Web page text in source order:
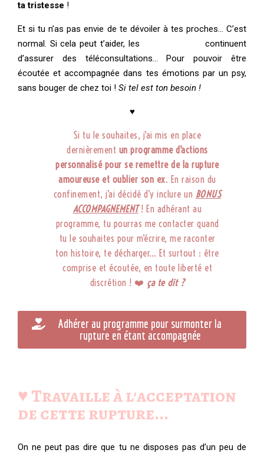
ta tristesse !
Et si tu n’as pas envie de te dévoiler à tes proches… C’est
normal. Si cela peut t’aider, les
continuent
d’assurer des téléconsultations… Pour pouvoir être
écoutée et accompagnée dans tes émotions par un psy,
sans bouger de chez toi ! Si tel est ton besoin !
♥
Si tu le souhaites, j’ai mis en place
dernièrement un programme d’actions
personnalisé pour se remettre de la rupture
amoureuse et oublier son ex. En raison du
confinement, j’ai décidé d’y inclure un BONUS
ACCOMPAGNEMENT ! En adhérant au
programme, tu pourras me contacter quand
tu le souhaites pour m’écrire, me raconter
ton histoire, te décharger… Et surtout : être
comprise et écoutée, en toute liberté et
discrétion ! ❤️ ça te dit ?
Adhérer au programme pour surmonter la
rupture en étant accompagnée
♥️ Travaille à l'acceptation
de cette rupture...
On ne peut pas dire que tu ne disposes pas d’un peu de